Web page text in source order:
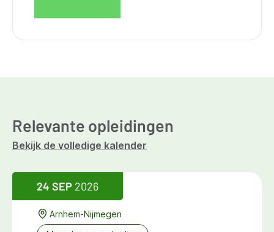
Relevante opleidingen
Bekijk de volledige kalender
24 SEP 2026
Arnhem-Nijmegen